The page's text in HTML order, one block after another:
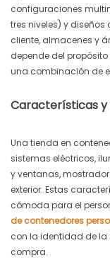
configuraciones
tres niveles) y
cliente, almacenes y
depende del
una combinación de
Características y
Una tienda en
sistemas eléctricos,
y ventanas,
exterior. Estas
cómoda para el
de contenedores
con la identidad de la
compra.